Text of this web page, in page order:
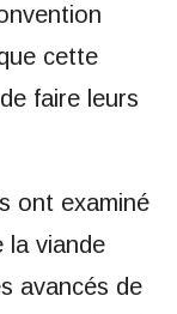
cette
faire leurs
ont examiné
la viande
avancés de